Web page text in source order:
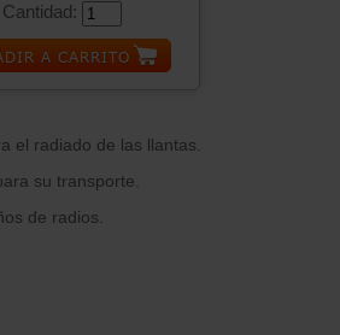
Cantidad:
el radiado de las llantas.
su transporte.
de radios.